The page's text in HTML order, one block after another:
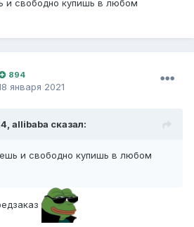
и свободно купишь в любом
894
января 2021
allibaba сказал:
и свободно купишь в любом